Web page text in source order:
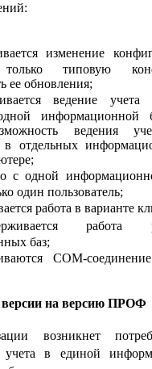
изменение
только типовую
ее обновления;
ведение учета
информационной
ведения
в отдельных
с одной
один пользователь;
работа в варианте
работа
баз;
COM-
версии на версию ПРОФ
возникнет
учета в единой